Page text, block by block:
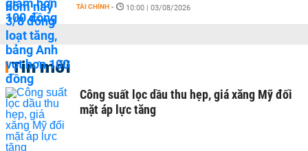
TÀI CHÍNH - 10:00 | 03/08/2026
Tin mới
Công suất lọc dầu thu hẹp, giá xăng Mỹ đối
mặt áp lực tăng